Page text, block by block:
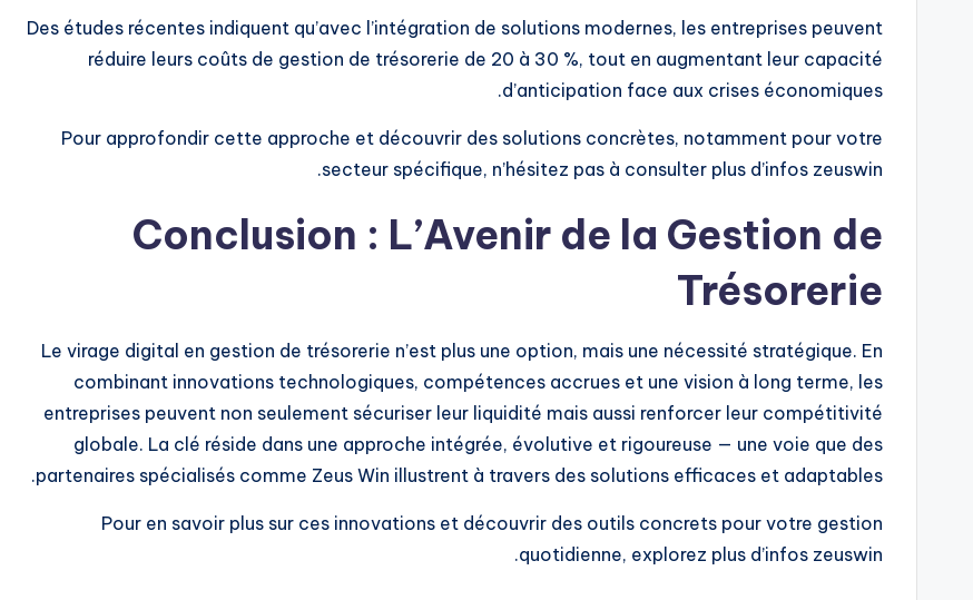
Des études récentes indiquent qu’avec l’intégration de solutions modernes, les entreprises peuvent
réduire leurs coûts de gestion de trésorerie de 20 à 30 %, tout en augmentant leur capacité
d’anticipation face aux crises économiques.
Pour approfondir cette approche et découvrir des solutions concrètes, notamment pour votre
secteur spécifique, n’hésitez pas à consulter plus d’infos zeuswin.
Conclusion : L’Avenir de la Gestion de
Trésorerie
Le virage digital en gestion de trésorerie n’est plus une option, mais une nécessité stratégique. En
combinant innovations technologiques, compétences accrues et une vision à long terme, les
entreprises peuvent non seulement sécuriser leur liquidité mais aussi renforcer leur compétitivité
globale. La clé réside dans une approche intégrée, évolutive et rigoureuse — une voie que des
partenaires spécialisés comme Zeus Win illustrent à travers des solutions efficaces et adaptables.
Pour en savoir plus sur ces innovations et découvrir des outils concrets pour votre gestion
quotidienne, explorez plus d’infos zeuswin.